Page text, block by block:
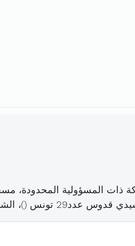
ذات المسؤولية المحدودة،
عدد29 تونس ( )،